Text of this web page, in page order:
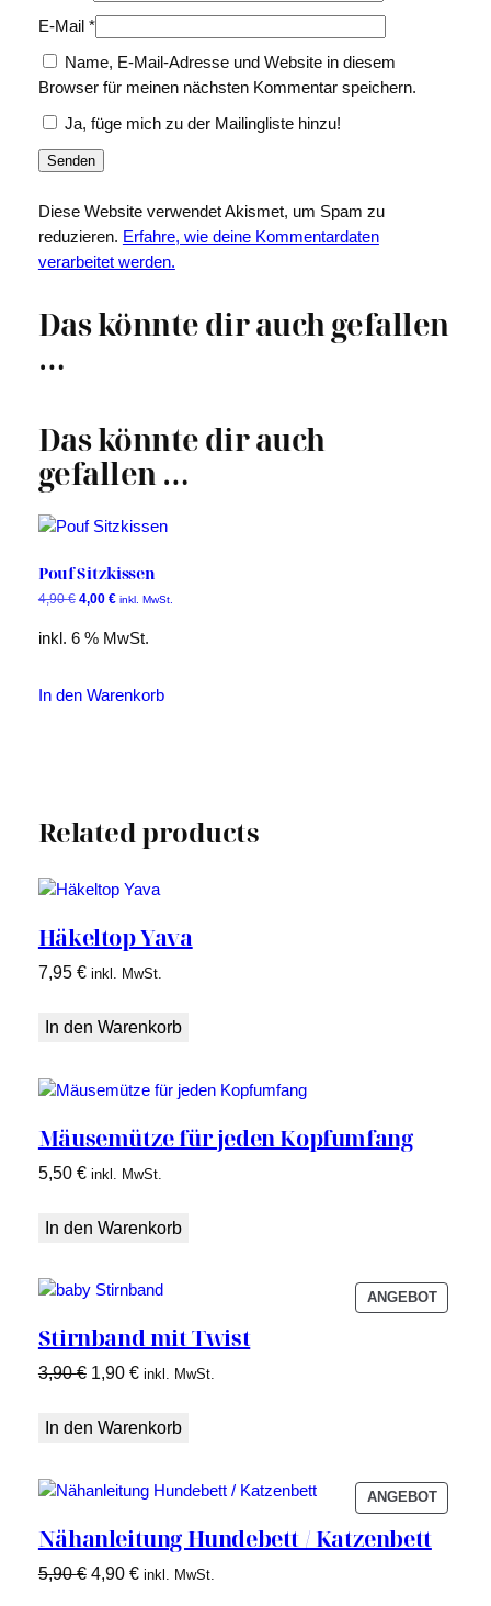
E-Mail *
Name, E-Mail-Adresse und Website in diesem
Browser für meinen nächsten Kommentar speichern.
Ja, füge mich zu der Mailingliste hinzu!
Diese Website verwendet Akismet, um Spam zu
reduzieren. Erfahre, wie deine Kommentardaten
verarbeitet werden.
Das könnte dir auch gefallen
…
Das könnte dir auch
gefallen …
Pouf Sitzkissen
4,90€ Ursprünglicher
war:
4,00 €Aktueller
ist:
inkl. MwSt.
inkl. 6 % MwSt.
In den Warenkorb
Related products
Häkeltop Yava
7,95 € inkl. MwSt.
In den Warenkorb
Mäusemütze für jeden Kopfumfang
5,50 € inkl. MwSt.
In den Warenkorb
ANGEBOT
IM
Stirnband mit Twist
3,90€ Ursprünglicher
war:
1,90 €Aktueller
ist:
inkl. MwSt.
In den Warenkorb
ANGEBOT
IM
Nähanleitung Hundebett / Katzenbett
5,90€ Ursprünglicher
4,90 €Aktueller
inkl. MwSt.